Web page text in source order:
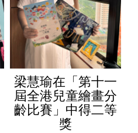
梁慧瑜在「第十一
屆全港兒童繪畫分
齡比賽」中得二等
獎